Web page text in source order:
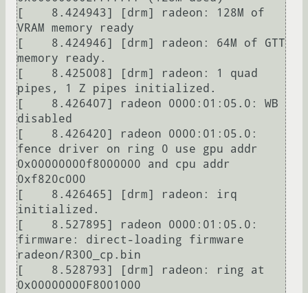
[    8.424943] [drm] radeon: 128M of
VRAM memory ready
[    8.424946] [drm] radeon: 64M of GTT
memory ready.
[    8.425008] [drm] radeon: 1 quad
pipes, 1 Z pipes initialized.
[    8.426407] radeon 0000:01:05.0: WB
disabled
[    8.426420] radeon 0000:01:05.0:
fence driver on ring 0 use gpu addr
0x00000000f8000000 and cpu addr
0xf820c000
[    8.426465] [drm] radeon: irq
initialized.
[    8.527895] radeon 0000:01:05.0:
firmware: direct-loading firmware
radeon/R300_cp.bin
[    8.528793] [drm] radeon: ring at
0x00000000F8001000